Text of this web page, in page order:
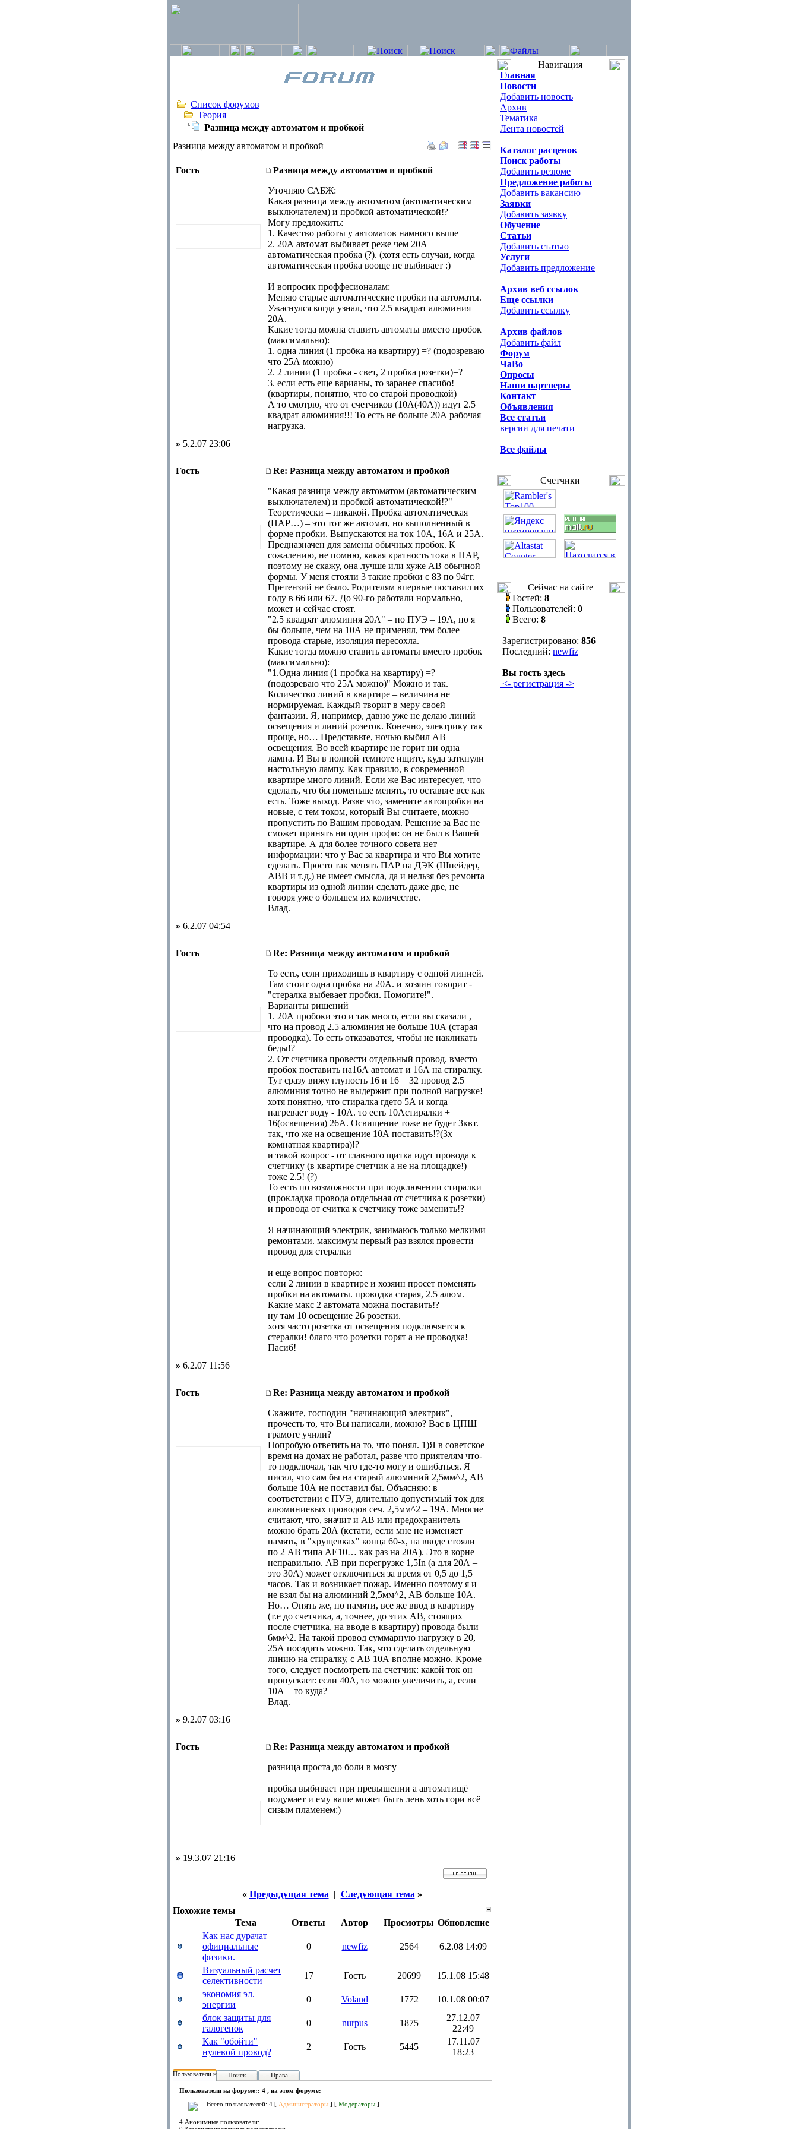
Список форумов
Теория
Разница между автоматом и пробкой
Разница между автоматом и пробкой
Гость
Разница между автоматом и пробкой
Уточняю САБЖ:
Какая разница между автоматом (автоматическим
выключателем) и пробкой автоматической!?
Могу предложить:
1. Качество работы у автоматов намного выше
2. 20А автомат выбивает реже чем 20А
автоматическая пробка (?). (хотя есть случаи, когда
автоматическая пробка вооще не выбивает :)
И вопросик проффесионалам:
Меняю старые автоматические пробки на автоматы.
Ужаснулся когда узнал, что 2.5 квадрат алюминия
20А.
Какие тогда можна ставить автоматы вместо пробок
(максимально):
1. одна линия (1 пробка на квартиру) =? (подозреваю
что 25А можно)
2. 2 линии (1 пробка - свет, 2 пробка розетки)=?
3. если есть еще варианы, то заранее спасибо!
(квартиры, понятно, что со старой проводкой)
А то смотрю, что от счетчиков (10А(40А)) идут 2.5
квадрат алюминия!!! То есть не больше 20А рабочая
нагрузка.
» 5.2.07 23:06
Гость
Re: Разница между автоматом и пробкой
"Какая разница между автоматом (автоматическим
выключателем) и пробкой автоматической!?"
Теоретически – никакой. Пробка автоматическая
(ПАР…) – это тот же автомат, но выполненный в
форме пробки. Выпускаются на ток 10А, 16А и 25А.
Предназначен для замены обычных пробок. К
сожалению, не помню, какая кратность тока в ПАР,
поэтому не скажу, она лучше или хуже АВ обычной
формы. У меня стояли 3 такие пробки с 83 по 94гг.
Претензий не было. Родителям впервые поставил их
году в 66 или 67. До 90-го работали нормально,
может и сейчас стоят.
"2.5 квадрат алюминия 20А" – по ПУЭ – 19А, но я
бы больше, чем на 10А не применял, тем более –
провода старые, изоляция пересохла.
Какие тогда можно ставить автоматы вместо пробок
(максимально):
"1.Одна линия (1 пробка на квартиру) =?
(подозреваю что 25А можно)" Можно и так.
Количество линий в квартире – величина не
нормируемая. Каждый творит в меру своей
фантазии. Я, например, давно уже не делаю линий
освещения и линий розеток. Конечно, электрику так
проще, но… Представьте, ночью выбил АВ
освещения. Во всей квартире не горит ни одна
лампа. И Вы в полной темноте ищите, куда заткнули
настольную лампу. Как правило, в современной
квартире много линий. Если же Вас интересует, что
сделать, что бы поменьше менять, то оставьте все как
есть. Тоже выход. Разве что, замените автопробки на
новые, с тем током, который Вы считаете, можно
пропустить по Вашим проводам. Решение за Вас не
сможет принять ни один профи: он не был в Вашей
квартире. А для более точного совета нет
информации: что у Вас за квартира и что Вы хотите
сделать. Просто так менять ПАР на ДЭК (Шнейдер,
АВВ и т.д.) не имеет смысла, да и нельзя без ремонта
квартиры из одной линии сделать даже две, не
говоря уже о большем их количестве.
Влад.
» 6.2.07 04:54
Гость
Re: Разница между автоматом и пробкой
То есть, если приходишь в квартиру с одной линией.
Там стоит одна пробка на 20А. и хозяин говорит -
"стералка выбевает пробки. Помогите!".
Варианты ришений
1. 20А пробоки это и так много, если вы сказали ,
что на провод 2.5 алюминия не больше 10А (старая
проводка). То есть отказаватся, чтобы не накликать
беды!?
2. От счетчика провести отдельный провод. вместо
пробок поставить на16А автомат и 16А на стиралку.
Тут сразу вижу глупость 16 и 16 = 32 провод 2.5
алюминия точно не выдержит при полной нагрузке!
хотя понятно, что стиралка гдето 5А и когда
нагревает воду - 10А. то есть 10Астиралки +
16(освещения) 26А. Освищение тоже не будет 3квт.
так, что же на освещение 10А поставить!?(3х
комнатная квартира)!?
и такой вопрос - от главного щитка идут провода к
счетчику (в квартире счетчик а не на площадке!)
тоже 2.5! (?)
То есть по возможности при подключении стиралки
(прокладка провода отдельная от счетчика к розетки)
и провода от считка к счетчику тоже заменить!?
Я начинающий электрик, занимаюсь только мелкими
ремонтами. максимум первый раз взялся провести
провод для стералки
и еще вопрос повторю:
если 2 линии в квартире и хозяин просет поменять
пробки на автоматы. проводка старая, 2.5 алюм.
Какие макс 2 автомата можна поставить!?
ну там 10 освещение 26 розетки.
хотя часто розетка от освещения подключяется к
стералки! благо что розетки горят а не проводка!
Пасиб!
» 6.2.07 11:56
Гость
Re: Разница между автоматом и пробкой
Скажите, господин "начинающий электрик",
прочесть то, что Вы написали, можно? Вас в ЦПШ
грамоте учили?
Попробую ответить на то, что понял. 1)Я в советское
время на домах не работал, разве что приятелям что-
то подключал, так что где-то могу и ошибаться. Я
писал, что сам бы на старый алюминий 2,5мм^2, АВ
больше 10А не поставил бы. Объясняю: в
соответствии с ПУЭ, длительно допустимый ток для
алюминиевых проводов сеч. 2,5мм^2 – 19А. Многие
считают, что, значит и АВ или предохранитель
можно брать 20А (кстати, если мне не изменяет
память, в "хрущевках" конца 60-х, на вводе стояли
по 2 АВ типа АЕ10… как раз на 20А). Это в корне
неправильно. АВ при перегрузке 1,5In (а для 20А –
это 30А) может отключиться за время от 0,5 до 1,5
часов. Так и возникает пожар. Именно поэтому я и
не взял бы на алюминий 2,5мм^2, АВ больше 10А.
Но… Опять же, по памяти, все же ввод в квартиру
(т.е до счетчика, а, точнее, до этих АВ, стоящих
после счетчика, на вводе в квартиру) провода были
6мм^2. На такой провод суммарную нагрузку в 20,
25А посадить можно. Так, что сделать отдельную
линию на стиралку, с АВ 10А вполне можно. Кроме
того, следует посмотреть на счетчик: какой ток он
пропускает: если 40А, то можно увеличить, а, если
10А – то куда?
Влад.
» 9.2.07 03:16
Гость
Re: Разница между автоматом и пробкой
разница проста до боли в мозгу
пробка выбивает при превышении а автоматищё
подумает и ему ваше может быть лень хоть гори всё
сизым пламенем:)
» 19.3.07 21:16
« Предыдущая тема | Следующая тема »
Похожие темы
Тема
Ответы Автор Просмотры Обновление
Как нас дурачат
официальные
физики.
0 newfiz 2564 6.2.08 14:09
Визуальный расчет
селективности
17 Гость 20699
15.1.08 15:48
экономия эл.
энергии
0 Voland 1772
10.1.08 00:07
блок защиты для
галогенок
0 nurpus 1875
27.12.07
22:49
Как "обойти"
нулевой провод?
2 Гость 5445
17.11.07
18:23
Пользователи на форуме:
Поиск Права
Пользователи на форуме:: 4 , на этом форуме:
Всего пользователей: 4 [ Администраторы ] [ Модераторы ]
4 Анонимные пользователи:
Навигация
Главная
Новости
Добавить новость
Архив
Тематика
Лента новостей
Каталог расценок
Поиск работы
Добавить резюме
Предложение работы
Добавить вакансию
Заявки
Добавить заявку
Обучение
Статьи
Добавить статью
Услуги
Добавить предложение
Архив веб ссылок
Еще ссылки
Добавить ссылку
Архив файлов
Добавить файл
Форум
ЧаВо
Опросы
Наши партнеры
Контакт
Объявления
Все статьи
версии для печати
Все файлы
Счетчики
Сейчас на сайте
Гостей: 8
Пользователей: 0
Всего: 8
Зарегистрировано: 856
Последний: newfiz
Вы гость здесь
<- регистрация ->